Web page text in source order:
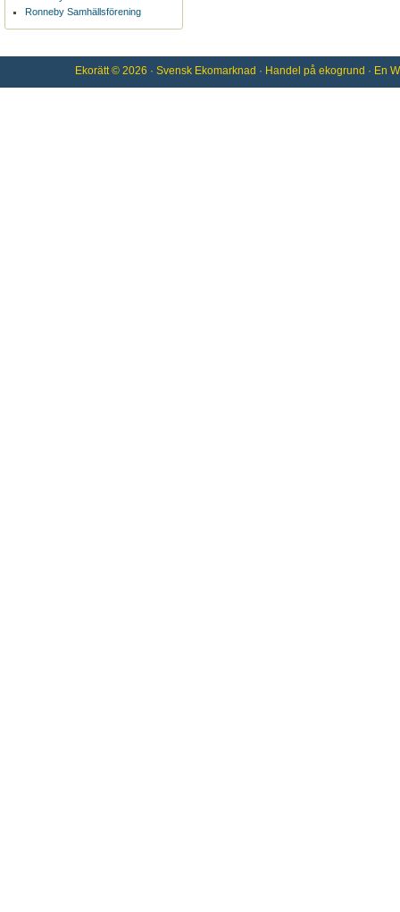
Ronneby Samhällsförening
Ekorätt© 2026 ·Svensk Ekomarknad · Handel påekogrund · En